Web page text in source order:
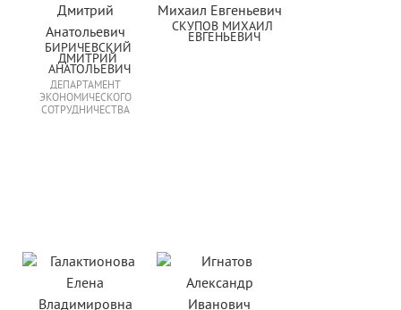
БИРИЧЕВСКИЙ
ДМИТРИЙ
АНАТОЛЬЕВИЧ
ДЕПАРТАМЕНТ
ЭКОНОМИЧЕСКОГО
СОТРУДНИЧЕСТВА
СКУПОВ МИХАИЛ
ЕВГЕНЬЕВИЧ